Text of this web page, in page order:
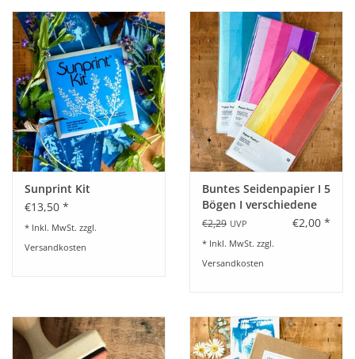
Sunprint Kit
€13,50 *
* Inkl. MwSt. zzgl.
Versandkosten
Buntes Seidenpapier I 5
Bögen I verschiedene
Farben
€2,29 UVP €2,00 *
* Inkl. MwSt. zzgl.
Versandkosten